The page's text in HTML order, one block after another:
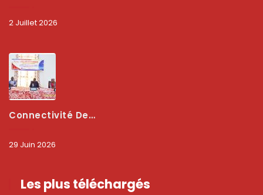
2 Juillet 2026
Connectivité Des Territoires : L’ARCEP Et Les Collectivités Territoriales Scellent Un Pacte Stratégique À Bobo-Dioulasso Pour Booster La Qualité Des Réseaux
29 Juin 2026
Les plus téléchargés